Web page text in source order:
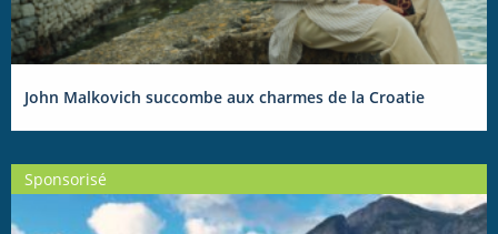
John Malkovich succombe aux charmes de la Croatie
Sponsorisé